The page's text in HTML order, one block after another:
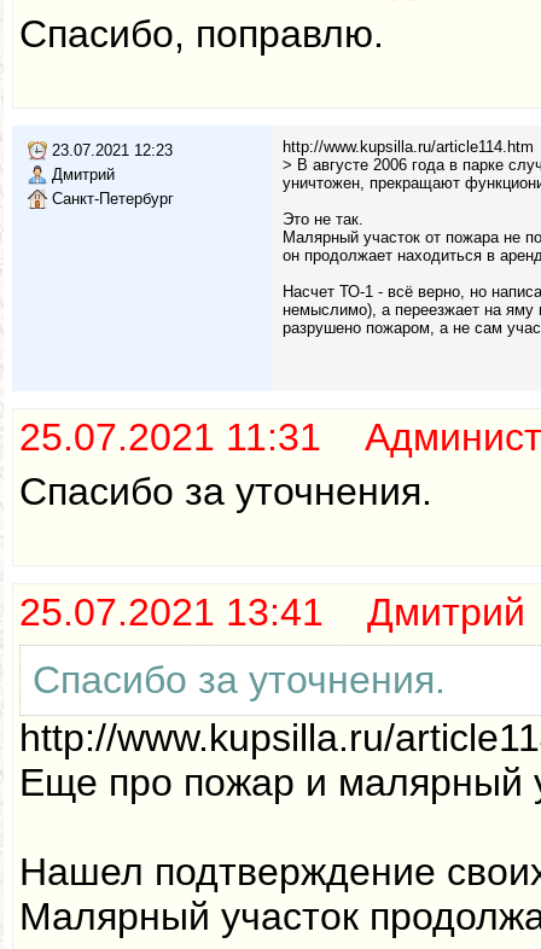
Спасибо, поправлю.
23.07.2021 12:23
Дмитрий
Санкт-Петербург
http://www.kupsilla.ru/article114.htm
> В августе 2006 года в парке
уничтожен, прекращают
Это не так.
Малярный участок от пожара не
он продолжает находиться в
Насчет ТО-1 - всё верно, но
немыслимо), а переезжает на яму
разрушено пожаром, а не сам
25.07.2021 11:31
Спасибо за уточнения.
25.07.2021 13:41 Дмитрий
Спасибо за уточнения.
http://www.kupsilla.ru/
Еще про пожар и малярный
Нашел подтверждение
Малярный участок